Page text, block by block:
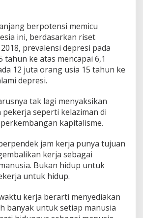
berpotensi memicu
ini, berdasarkan riset
prevalensi depresi pada
tahun ke atas mencapai 6,1
12 juta orang usia 15 tahun ke
depresi.
tak lagi menyaksikan
seperti kelaziman di
kapitalisme.
jam kerja punya tujuan
kerja sebagai
Bukan hidup untuk
untuk hidup.
kerja berarti menyediakan
banyak untuk setiap manusia